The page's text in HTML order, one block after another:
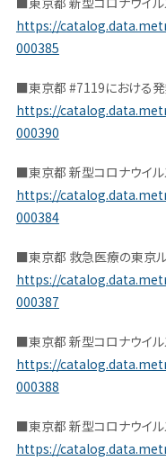
https://
000385
■東京都 #7119における
https://
000390
■東京都 新型コロナウイ
https://
000384
■東京都 救急医療の東京
https://
000387
■東京都 新型コロナウイ
https://
000388
■東京都 新型コロナウイ
https://